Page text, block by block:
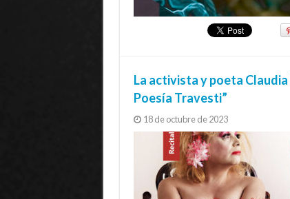
La activista y poeta
Poesía Travesti”
18 de octubre de 2023